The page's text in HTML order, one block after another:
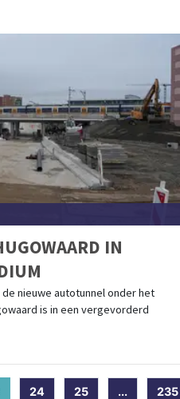
IN
de nieuwe autotunnel onder het
is in een vergevorderd
(current)
24 25 ... 235